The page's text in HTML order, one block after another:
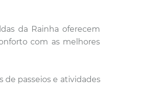
da Rainha oferecem
com as melhores
de passeios e atividades